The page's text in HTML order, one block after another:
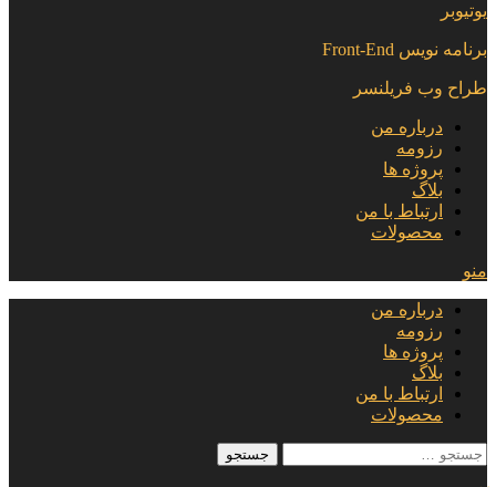
یوتیوبر
برنامه نویس Front-End
طراح وب فریلنسر
درباره من
رزومه
پروژه ها
بلاگ
ارتباط با من
محصولات
منو
درباره من
رزومه
پروژه ها
بلاگ
ارتباط با من
محصولات
جستجو